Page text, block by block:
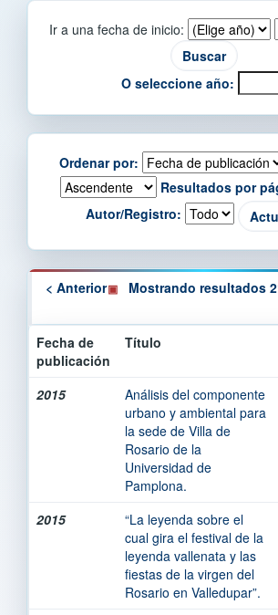
Ir a una fecha de inicio:
O seleccione año:
Ordenar por:
Resultados por
Autor/Registro:
Mostrando resultados
< Anterior
Fecha de
publicación
Título
2015
Análisis del componente
urbano y ambiental para
la sede de Villa de
Rosario de la
Universidad de
Pamplona.
2015
“La leyenda sobre el
cual gira el festival de la
leyenda vallenata y las
fiestas de la virgen del
Rosario en Valledupar”.